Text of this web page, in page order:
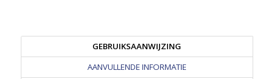
GEBRUIKSAANWIJZING
AANVULLENDE INFORMATIE